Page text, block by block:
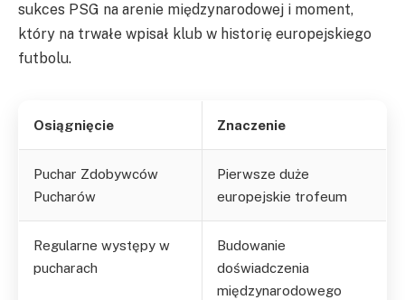
sukces PSG na arenie międzynarodowej i moment,
który na trwałe wpisał klub w historię europejskiego
futbolu.
Osiągnięcie Znaczenie
Puchar Zdobywców
Pucharów
Pierwsze duże
europejskie trofeum
Regularne występy w
pucharach
Budowanie
doświadczenia
międzynarodowego